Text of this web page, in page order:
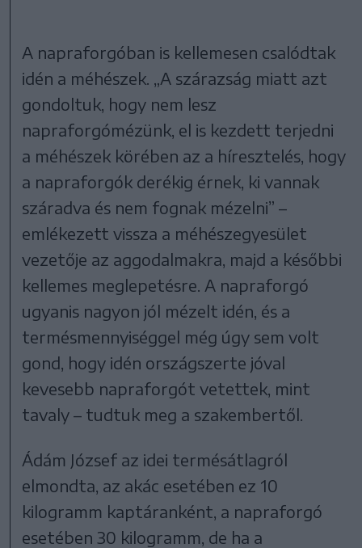
A napraforgóban is kellemesen csalódtak
idén a méhészek. „A szárazság miatt azt
gondoltuk, hogy nem lesz
napraforgómézünk, el is kezdett terjedni
a méhészek körében az a híresztelés, hogy
a napraforgók derékig érnek, ki vannak
száradva és nem fognak mézelni” –
emlékezett vissza a méhészegyesület
vezetője az aggodalmakra, majd a későbbi
kellemes meglepetésre. A napraforgó
ugyanis nagyon jól mézelt idén, és a
termésmennyiséggel még úgy sem volt
gond, hogy idén országszerte jóval
kevesebb napraforgót vetettek, mint
tavaly – tudtuk meg a szakembertől.
Ádám József az idei termésátlagról
elmondta, az akác esetében ez 10
kilogramm kaptáranként, a napraforgó
esetében 30 kilogramm, de ha a